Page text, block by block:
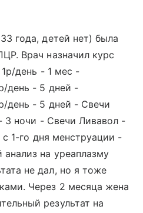
года, детей нет) была
Врач назначил курс
день - 1 мес -
день - 5 дней -
день - 5 дней - Свечи
3 ночи - Свечи Ливавол -
1-го дня менструации -
на уреаплазму
не дал, но я тоже
Через 2 месяца жена
результат на